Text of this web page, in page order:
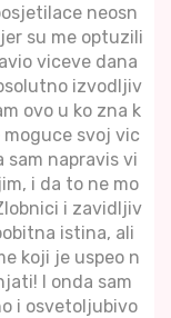
neosn
su me optuzili
viceve dana
izvodljiv
ovo u ko zna k
svoj vic
sam napravis vi
i da to ne mo
i zavidljiv
istina, ali
koji je uspeo n
I onda sam
i osvetoljubivo